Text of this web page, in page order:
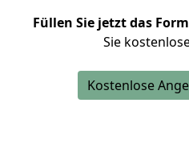
Füllen Sie jetzt das
Sie
Kostenlose